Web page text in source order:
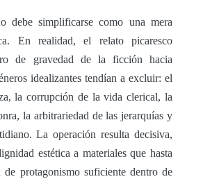
debe simplificarse como una mera
En realidad, el relato picaresco
de gravedad de la ficción hacia
idealizantes tendían a excluir: el
la corrupción de la vida clerical, la
la arbitrariedad de las jerarquías y
La operación resulta decisiva,
estética a materiales que hasta
de protagonismo suficiente dentro de